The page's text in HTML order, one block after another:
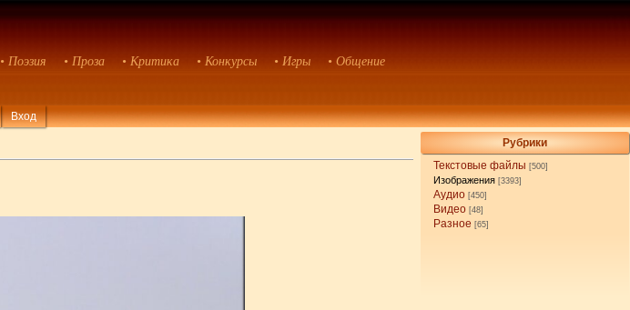
• Поэзия • Проза • Критика • Конкурсы • Игры • Общение
Вход
Рубрики
Текстовые файлы [500]
Изображения [3393]
Аудио [450]
Видео [48]
Разное [65]